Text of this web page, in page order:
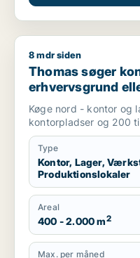
Thomas søger kontor,
8 mdr siden
Thomas søger
erhvervsgrund
salg i Køge
Køge nord - kontor og
kontorpladser og 200
Type
Kontor, Lager,
Produktionslokaler
Areal
400 - 2.000 m2
Max. per måned